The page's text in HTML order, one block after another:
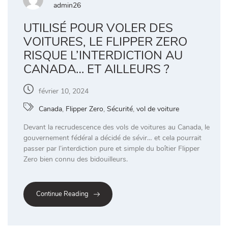
admin26
UTILISÉ POUR VOLER DES
VOITURES, LE FLIPPER ZERO
RISQUE L’INTERDICTION AU
CANADA… ET AILLEURS ?
février 10, 2024
Canada, Flipper Zero, Sécurité, vol de voiture
Devant la recrudescence des vols de voitures au Canada, le
gouvernement fédéral a décidé de sévir… et cela pourrait
passer par l’interdiction pure et simple du boîtier Flipper
Zero bien connu des bidouilleurs.
Continue Reading